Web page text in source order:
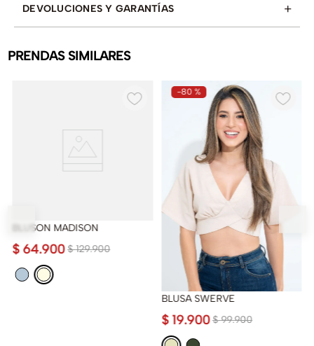
DEVOLUCIONES Y GARANTÍAS +
PRENDAS SIMILARES
BLUSON MADISON
$ 129.900
$ 64.900
-80 %
BLUSA SWERVE
$ 99.900
$ 19.900